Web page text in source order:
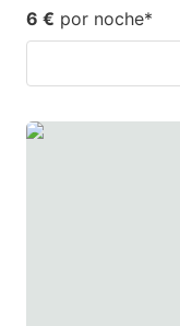
6 € por noche*